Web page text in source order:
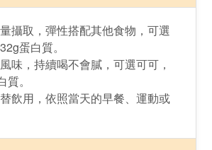
攝取，彈性搭配其他食物​，​可選​
蛋白質。
味，​持續喝不會膩，​可選​可​可，
。
飲用，​依照​當天​的​早餐、​運動​或​